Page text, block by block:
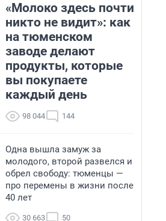
«Молоко здесь почти
никто не видит»: как
на тюменском
заводе делают
продукты, которые
вы покупаете
каждый день
98 044 144
Одна вышла замуж за
молодого, второй развелся и
обрел свободу: тюменцы —
про перемены в жизни после
40 лет
30 663 50